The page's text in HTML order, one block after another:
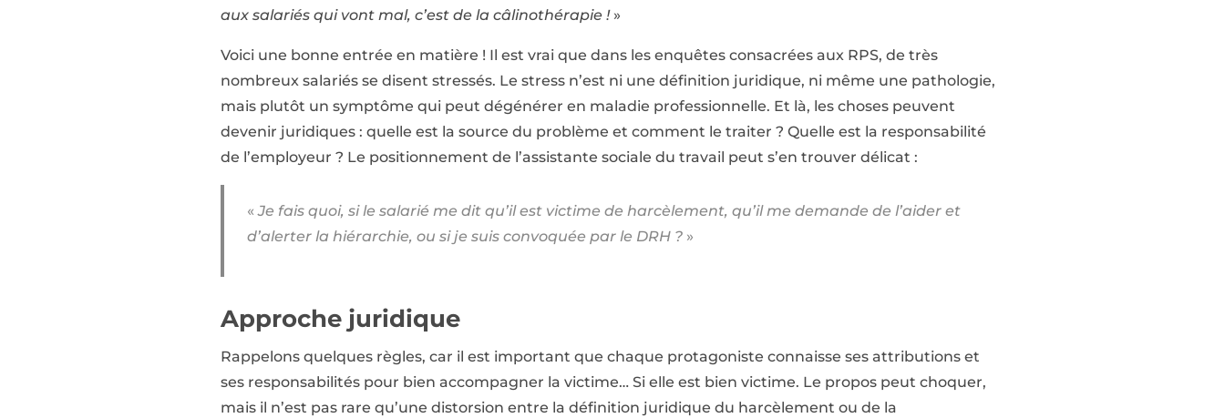
aux salariés qui vont mal, c’est de la câlinothérapie !»
Voici une bonne entrée en matière ! Il est vrai que dans les enquêtes consacrées aux RPS, de très
nombreux salariés se disent stressés. Le stress n’est ni une définition juridique, ni même une pathologie,
mais plutôt un symptôme qui peut dégénérer en maladie professionnelle. Et là, les choses peuvent
devenir juridiques : quelle est la source du problème et comment le traiter ? Quelle est la responsabilité
de l’employeur ? Le positionnement de l’assistante sociale du travail peut s’en trouver délicat :
«Je fais quoi, si le salarié me dit qu’il est victime de harcèlement, qu’il me demande de l’aider et
d’alerter la hiérarchie, ou si je suis convoquée par le DRH ?»
Approche juridique
Rappelons quelques règles, car il est important que chaque protagoniste connaisse ses attributions et
ses responsabilités pour bien accompagner la victime… Si elle est bien victime. Le propos peut choquer,
mais il n’est pas rare qu’une distorsion entre la définition juridique du harcèlement ou de la